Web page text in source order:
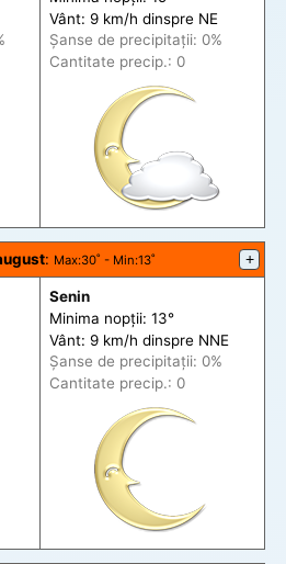
Vânt: 9 km/h dinspre NE
Șanse de precipitații: 0%
Cantitate precip.: 0
: Max:30˚ - Min:13˚ +
Senin
Minima nopții: 13°
Vânt: 9 km/h dinspre NNE
Șanse de precipitații: 0%
Cantitate precip.: 0